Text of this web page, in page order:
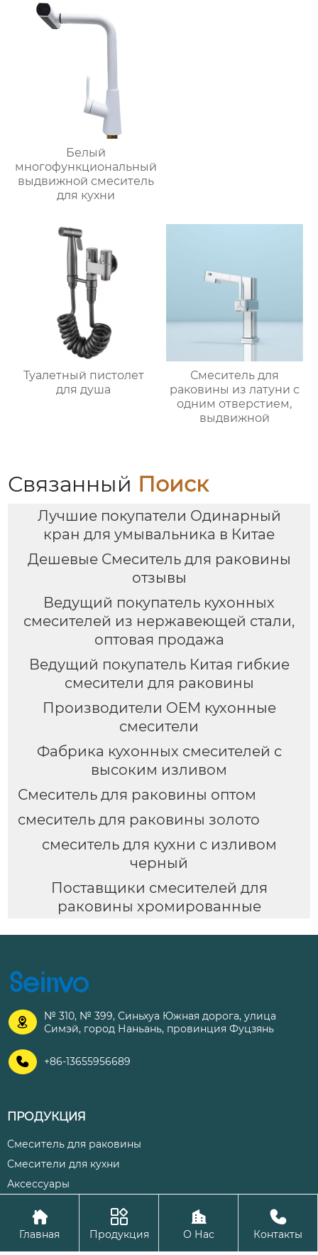
Белый
многофункциональный
выдвижной смеситель
для кухни
Туалетный пистолет
для душа
Смеситель для
раковины из латуни с
одним отверстием,
выдвижной
Связанный Поиск
Лучшие покупатели Одинарный
кран для умывальника в Китае
Дешевые Смеситель для раковины
отзывы
Ведущий покупатель кухонных
смесителей из нержавеющей стали,
оптовая продажа
Ведущий покупатель Китая гибкие
смесители для раковины
Производители OEM кухонные
смесители
Фабрика кухонных смесителей с
высоким изливом
Смеситель для раковины оптом
смеситель для раковины золото
смеситель для кухни с изливом
черный
Поставщики смесителей для
раковины хромированные

№ 310, № 399, Синьхуа Южная дорога, улица
Симэй, город Наньань, провинция Фуцзянь
 +86-13655956689
ПРОДУКЦИЯ
Смеситель для раковины
Смесители для кухни
Аксессуары
Авторское право©ООО Цюаньчжоу Шэнхуа Кухня и ванная
комната

Главная

Продукция

О Нас

Контакты